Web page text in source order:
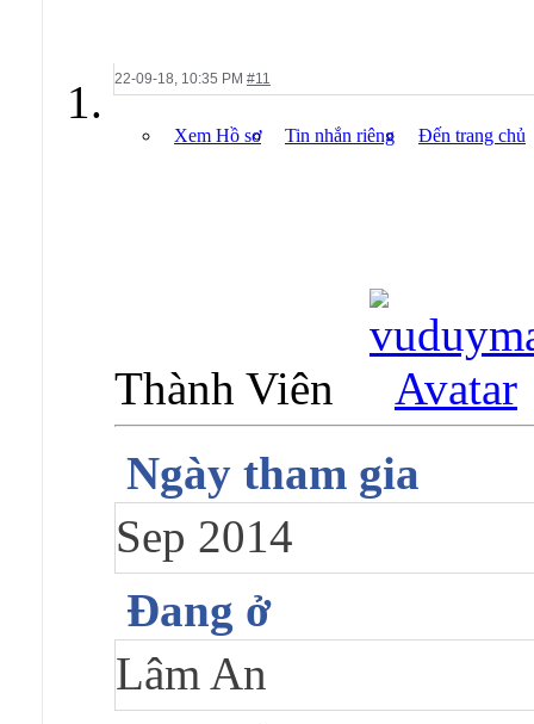
22-09-18, 10:35 PM #11
Xem Hồ sơ Tin nhắn riêng Đến trang chủ
Thành Viên
Ngày tham gia
Sep 2014
Đang ở
Lâm An